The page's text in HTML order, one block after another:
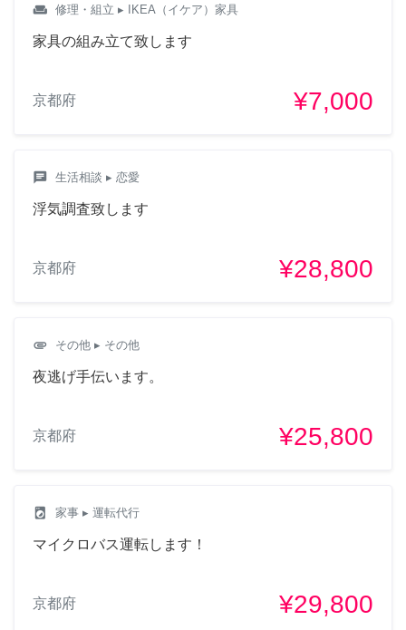
weekend 修理・組立 ▸ IKEA（イケア）家具
家具の組み立て致します
京都府 ¥7,000
chat 生活相談 ▸ 恋愛
浮気調査致します
京都府 ¥28,800
attachment その他 ▸ その他
夜逃げ手伝います。
京都府 ¥25,800
local_laundry_service 家事 ▸ 運転代行
マイクロバス運転します！
京都府 ¥29,800